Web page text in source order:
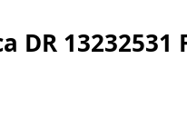
DR 13232531